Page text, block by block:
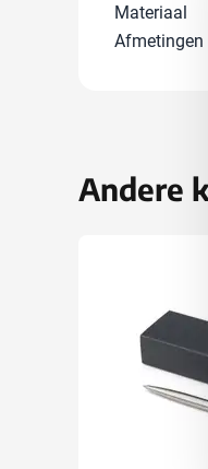
Materiaal
Afmetingen
Andere